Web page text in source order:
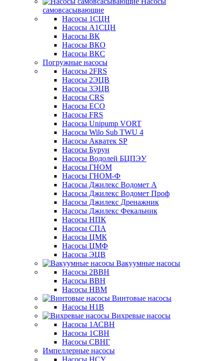
самовсасывающие
Насосы 1СЦН
Насосы А1СЦН
Насосы ВК
Насосы ВКО
Насосы ВКС
Погружные насосы
Насосы 2FRS
Насосы 2ЭЦВ
Насосы 3ЭЦВ
Насосы CRS
Насосы ECO
Насосы FRS
Насосы Unipump VORT
Насосы Wilo Sub TWU 4
Насосы Акватек SP
Насосы Бурун
Насосы Водолей БЦПЭУ
Насосы ГНОМ
Насосы ГНОМ-Ф
Насосы Джилекс Водомет А
Насосы Джилекс Водомет Проф
Насосы Джилекс Дренажник
Насосы Джилекс Фекальник
Насосы НПК
Насосы СПА
Насосы ЦМК
Насосы ЦМФ
Насосы ЭЦВ
Вакуумные насосы
Насосы 2ВВН
Насосы ВВН
Насосы НВМ
Винтовые насосы
Насосы Н1В
Вихревые насосы
Насосы 1АСВН
Насосы 1СВН
Насосы СВНГ
Импеллерные насосы
Насосы НСУ